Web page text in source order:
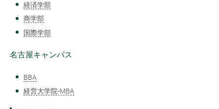
経済学部
商学部
国際学部
名古屋キャンパス
BBA
経営大学院-MBA